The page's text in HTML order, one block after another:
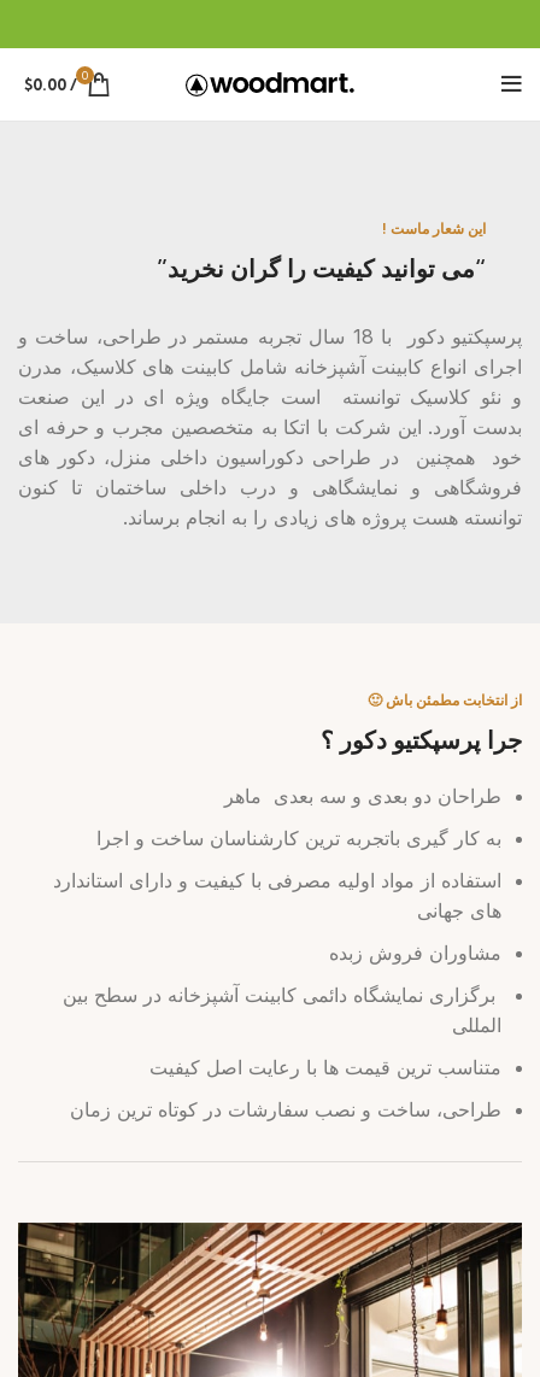
0
/
$0.00
این شعار ماست !
“می توانید کیفیت را گران نخرید”
پرسپکتیو دکور با 18 سال تجربه مستمر در طراحی، ساخت و
اجرای انواع کابینت آشپزخانه شامل کابینت های کلاسیک، مدرن
و نئو کلاسیک توانسته است جایگاه ویژه ای در این صنعت
بدست آورد. این شرکت با اتکا به متخصصین مجرب و حرفه ای
خود همچنین در طراحی دکوراسیون داخلی منزل، دکور های
فروشگاهی و نمایشگاهی و درب داخلی ساختمان تا کنون
توانسته هست پروژه های زیادی را به انجام برساند.
از انتخابت مطمئن باش 🙂
جرا پرسپکتیو دکور ؟
طراحان دو بعدی و سه بعدی ماهر
به کار گیری باتجربه ترین کارشناسان ساخت و اجرا
استفاده از مواد اولیه مصرفی با کیفیت و دارای استاندارد
های جهانی
مشاوران فروش زبده
برگزاری نمایشگاه دائمی کابینت آشپزخانه در سطح بین
المللی
متناسب ترین قیمت ها با رعایت اصل کیفیت
طراحی، ساخت و نصب سفارشات در کوتاه ترین زمان